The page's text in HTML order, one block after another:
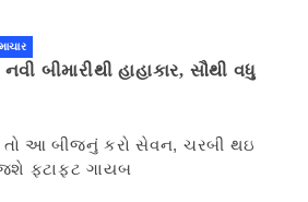
બીમારીથી હાહાકાર, સૌથી વધુ